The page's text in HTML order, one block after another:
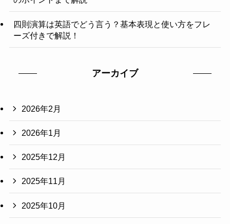
四則演算は英語でどう言う？基本表現と使い方をフレ
ーズ付きで解説！
アーカイブ
2026年2月
2026年1月
2025年12月
2025年11月
2025年10月